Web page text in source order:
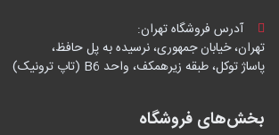
آدرس فروشگاه تهران:
تهران، خیابان جمهوری، نرسیده به پل حافظ،
پاساژ توکل، طبقه زیرهمکف، واحد B6 (تاپ ترونیک)
بخش‌های فروشگاه